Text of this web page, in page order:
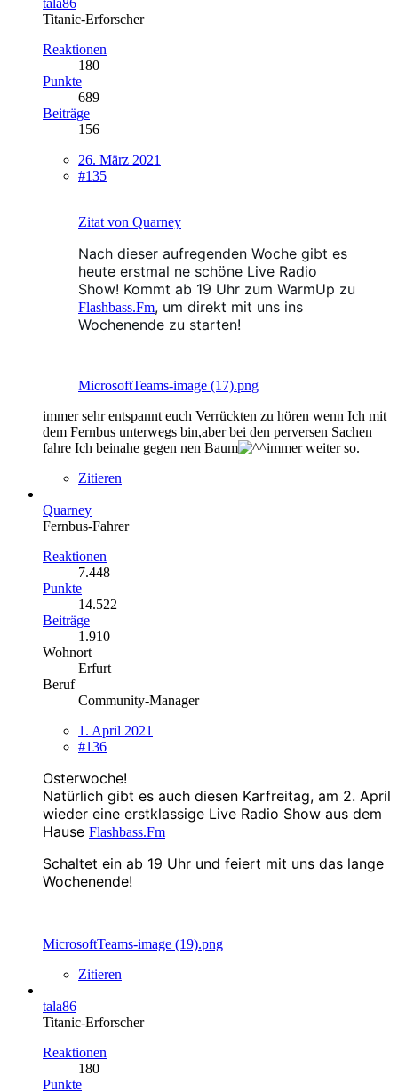
Titanic-Erforscher
Reaktionen
180
Punkte
689
Beiträge
156
26. März 2021
#135
Zitat von Quarney
Nach dieser aufregenden Woche gibt es
heute erstmal ne schöne Live Radio
Show! Kommt ab 19 Uhr zum WarmUp zu
Flashbass.Fm, um direkt mit uns ins
Wochenende zu starten!
MicrosoftTeams-image (17).png
immer sehr entspannt euch Verrückten zu hören wenn Ich mit
dem Fernbus unterwegs bin,aber bei den perversen Sachen
fahre Ich beinahe gegen nen Baum
immer weiter so.
Zitieren
Quarney
Fernbus-Fahrer
Reaktionen
7.448
Punkte
14.522
Beiträge
1.910
Wohnort
Erfurt
Beruf
Community-Manager
1. April 2021
#136
Osterwoche!
Natürlich gibt es auch diesen Karfreitag, am 2. April
wieder eine erstklassige Live Radio Show aus dem
Hause Flashbass.Fm
Schaltet ein ab 19 Uhr und feiert mit uns das lange
Wochenende!
MicrosoftTeams-image (19).png
Zitieren
tala86
Titanic-Erforscher
Reaktionen
180
Punkte